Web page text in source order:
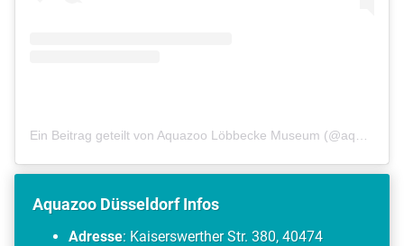
Aquazoo Düsseldorf Infos
Adresse: Kaiserswerther Str. 380, 40474